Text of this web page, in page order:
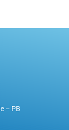
– PB